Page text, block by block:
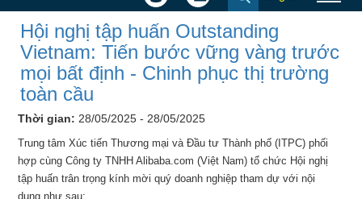
Hội nghị tập huấn Outstanding
Vietnam: Tiến bước vững vàng
trước mọi bất định - Chinh
phục thị trường toàn cầu - Hội
thảo - Đào tạo
khoản
×
Hội nghị tập huấn Outstanding
Vietnam: Tiến bước vững vàng trước
mọi bất định - Chinh phục thị trường
toàn cầu
Thời gian: 28/05/2025 - 28/05/2025
Trung tâm Xúc tiến Thương mại và Đầu tư Thành phố (ITPC) phối
hợp cùng Công ty TNHH Alibaba.com (Việt Nam) tổ chức Hội nghị
tập huấn trân trọng kính mời quý doanh nghiệp tham dự với nội
dung như sau: